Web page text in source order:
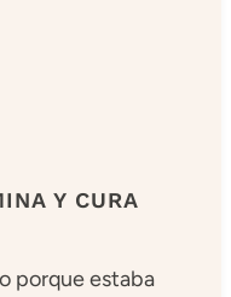
Y CURA
porque estaba